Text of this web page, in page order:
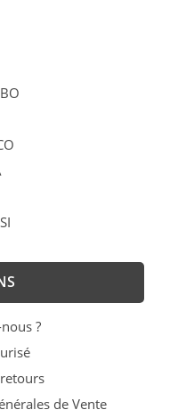
?
de Vente